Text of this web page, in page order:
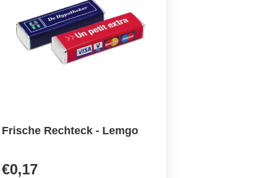
Frische Rechteck - Lemgo
€0,17